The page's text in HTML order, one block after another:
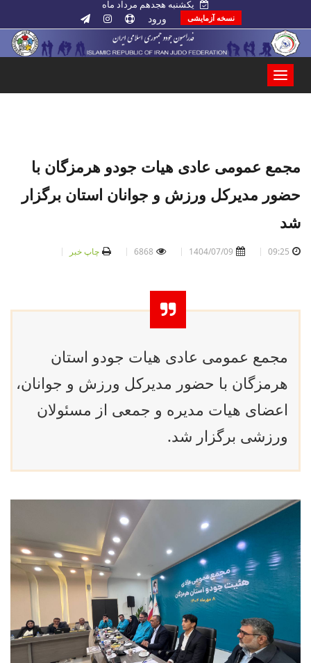
یکشنبه هجدهم مرداد ماه
نسخه آزمایشی ورود
مجمع عمومی عادی هیات جودو هرمزگان با
حضور مدیرکل ورزش و جوانان استان برگزار
شد
09:25
1404/07/09
6868 چاپ خبر
مجمع عمومی عادی هیات جودو استان
هرمزگان با حضور مدیرکل ورزش و جوانان،
اعضای هیات مدیره و جمعی از مسئولان
ورزشی برگزار شد.